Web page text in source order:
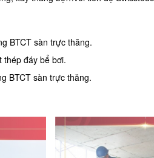
BTCT sàn trực thăng.
thép đáy bể bơi.
BTCT sàn trực thăng.